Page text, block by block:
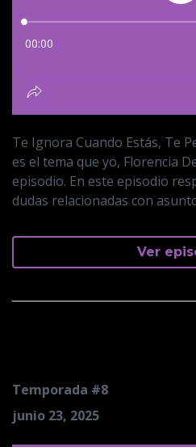
Te Ignora Cuando Estás, Te
es el tema que yo, Florencia
episodio. En este episodio
dudas relacionadas con
Ver
Temporada #8
junio 23, 2025